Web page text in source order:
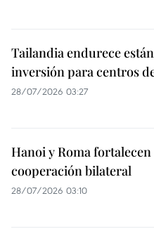
Tailandia endurece
inversión para centros
28/07/2026 03:27
Hanoi y Roma fortalecen
cooperación bilateral
28/07/2026 03:10